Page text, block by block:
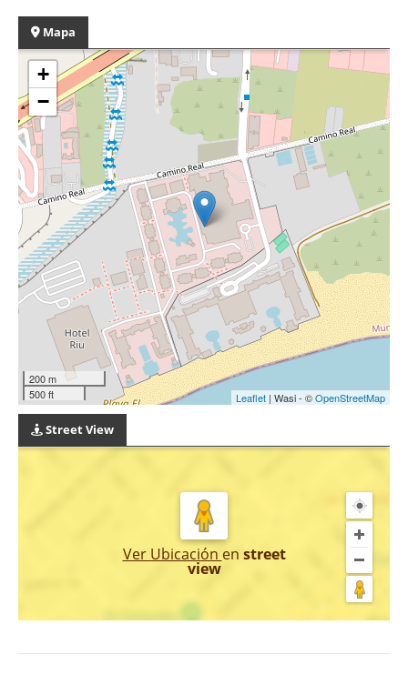
Mapa
+
−
200 m
500 ft
Leaflet | Wasi - ©OpenStreetMap
Street View
Ver Ubicación en street
view